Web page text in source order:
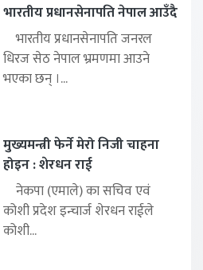
भारतीय प्रधानसेनापति नेपाल आउँदै
भारतीय प्रधानसेनापति जनरल
धिरज सेठ नेपाल भ्रमणमा आउने
भएका छन् ।...
मुख्यमन्त्री फेर्ने मेरो निजी चाहना
होइन : शेरधन राई
नेकपा (एमाले) का सचिव एवं
कोशी प्रदेश इन्चार्ज शेरधन राईले
कोशी...